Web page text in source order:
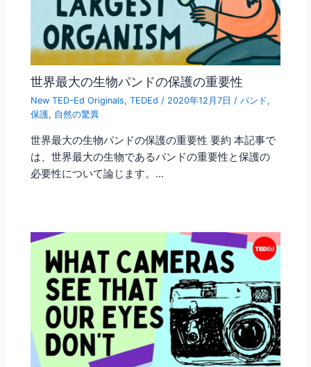
世界最大の生物パンドの保護の重要性
New TED-Ed Originals,TEDEd / 2020年12月7日/パンド,
保護, 自然の驚異
世界最大の生物パンドの保護の重要性 要約 本記事で
は、世界最大の生物であるパンドの重要性と保護の
必要性について論じます。…